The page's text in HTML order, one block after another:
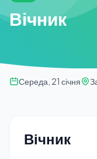
Вічник
Середа, 21 січня
Вічник